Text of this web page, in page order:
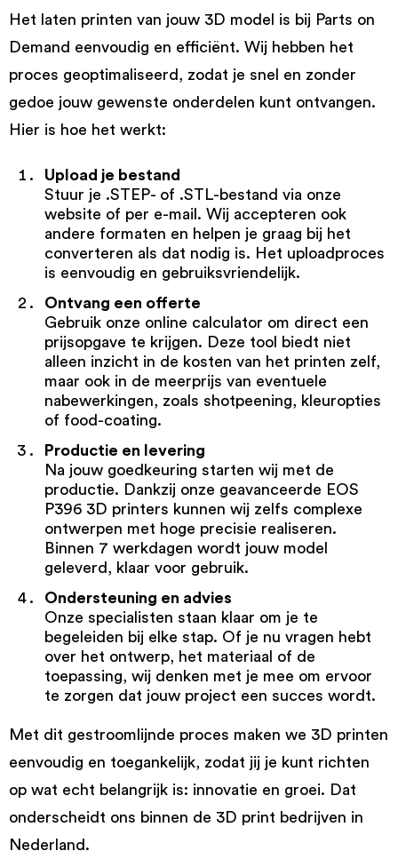
Het laten printen van jouw 3D model is bij Parts on
Demand eenvoudig en efficiënt. Wij hebben het
proces geoptimaliseerd, zodat je snel en zonder
gedoe jouw gewenste onderdelen kunt ontvangen.
Hier is hoe het werkt:
Upload je bestand
Stuur je .STEP- of .STL-bestand via onze
website of per e-mail. Wij accepteren ook
andere formaten en helpen je graag bij het
converteren als dat nodig is. Het uploadproces
is eenvoudig en gebruiksvriendelijk.
Ontvang een offerte
Gebruik onze online calculator om direct een
prijsopgave te krijgen. Deze tool biedt niet
alleen inzicht in de kosten van het printen zelf,
maar ook in de meerprijs van eventuele
nabewerkingen, zoals shotpeening, kleuropties
of food-coating.
Productie en levering
Na jouw goedkeuring starten wij met de
productie. Dankzij onze geavanceerde EOS
P396 3D printers kunnen wij zelfs complexe
ontwerpen met hoge precisie realiseren.
Binnen 7 werkdagen wordt jouw model
geleverd, klaar voor gebruik.
Ondersteuning en advies
Onze specialisten staan klaar om je te
begeleiden bij elke stap. Of je nu vragen hebt
over het ontwerp, het materiaal of de
toepassing, wij denken met je mee om ervoor
te zorgen dat jouw project een succes wordt.
Met dit gestroomlijnde proces maken we 3D printen
eenvoudig en toegankelijk, zodat jij je kunt richten
op wat echt belangrijk is: innovatie en groei. Dat
onderscheidt ons binnen de 3D print bedrijven in
Nederland.